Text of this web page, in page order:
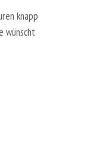
knapp
wünscht